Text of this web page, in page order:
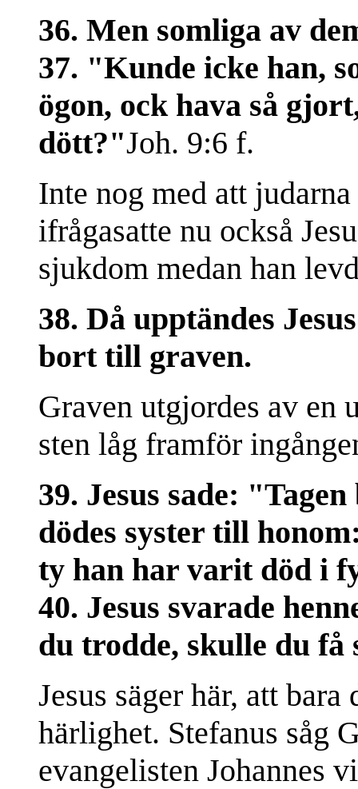
36. Men somliga av
37. "Kunde icke han,
ögon, ock hava så
dött?"Joh. 9:6 f.
Inte nog med att
ifrågasatte nu också
sjukdom medan han
38. Då upptändes
bort till graven.
Graven utgjordes av en
sten låg framför
39. Jesus sade:
dödes syster till
ty han har varit död i
40. Jesus svarade
du trodde, skulle du
Jesus säger här, att
härlighet. Stefanus såg
evangelisten Johannes